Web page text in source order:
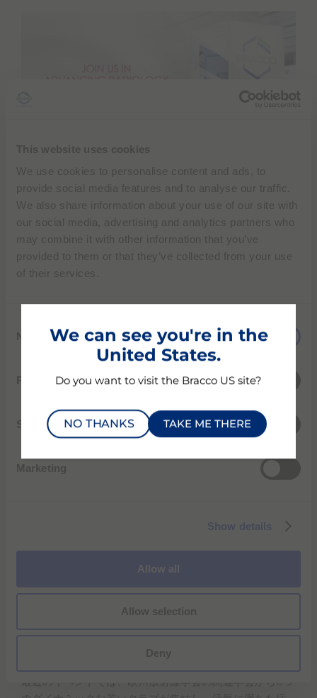
This website uses cookies
We use cookies to personalise content and ads, to
provide social media features and to analyse our traffic.
We also share information about your use of our site with
our social media, advertising and analytics partners who
may combine it with other information that you’ve
provided to them or that they’ve collected from your use
of their services.
Necessary
Preferences
Statistics
Marketing
Show details
Allow all
Allow selection
Deny
奨学金とフェローシップは、革新的なアプリケーショ
ン、多様な臨床現場、および国際的な環境で実践的な経
験を得るための貴重な機会を医療従事者に提供します。
また、ネットワークを拡大し、グローバルな医療画像コ
ミュニティ内での積極的な関与を奨励することで、プロ
フェッショナルな成長を促進します。。
ラムをサポートしています。
ACCEPT STATISTICS COOKIES
ブラッコは、次世代の放射線医学リーダーを支援し、成
長し、つながり、リーダーシップを発揮するサポートし
ていることを誇りに思っています。
最近のイベントでは、欧州放射線学会の関連学会から6つ
We can see you're in the
United States.
Do you want to visit the Bracco US site?
NO THANKS TAKE ME THERE